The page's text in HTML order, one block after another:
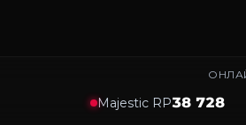
Majestic RP38 728